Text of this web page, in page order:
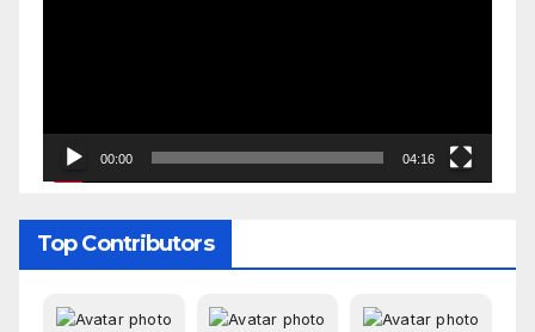
00:00 04:16
Top Contributors